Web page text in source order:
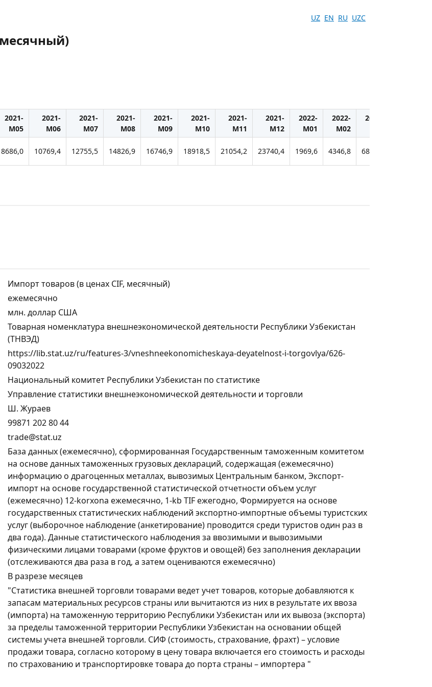
UZ EN RU UZC
2021-
M05
2021-
M06
2021-
M07
2021-
M08
2021-
M09
2021-
M10
2021-
M11
2021-
M12
2022-
M01
2022-
M02
2022-
8686,0 10769,4 12755,5 14826,9 16746,9 18918,5 21054,2 23740,4 1969,6 4346,8 6883,3
Импорт товаров (в ценах CIF, месячный)
ежемесячно
млн. доллар США
Товарная номенклатура внешнеэкономической деятельности Республики Узбекистан
(ТНВЭД)
https://lib.stat.uz/ru/features-3/vneshneekonomicheskaya-deyatelnost-i-torgovlya/626-
09032022
Национальный комитет Республики Узбекистан по статистике
Управление статистики внешнеэкономической деятельности и торговли
Ш. Жураев
99871 202 80 44
trade@stat.uz
База данных (ежемесячно), сформированная Государственным таможенным комитетом
на основе данных таможенных грузовых деклараций, содержащая (ежемесячно)
информацию о драгоценных металлах, вывозимых Центральным банком, Экспорт-
импорт на основе государственной статистической отчетности объем услуг
(ежемесячно) 12-korxona ежемесячно, 1-kb TIF ежегодно, Формируется на основе
государственных статистических наблюдений экспортно-импортные объемы туристских
услуг (выборочное наблюдение (анкетирование) проводится среди туристов один раз в
два года). Данные статистического наблюдения за ввозимыми и вывозимыми
физическими лицами товарами (кроме фруктов и овощей) без заполнения декларации
(отслеживаются два раза в год, а затем оцениваются ежемесячно)
В разрезе месяцев
"Статистика внешней торговли товарами ведет учет товаров, которые добавляются к
запасам материальных ресурсов страны или вычитаются из них в результате их ввоза
(импорта) на таможенную территорию Республики Узбекистан или их вывоза (экспорта)
за пределы таможенной территории Республики Узбекистан на основании общей
системы учета внешней торговли. СИФ (стоимость, страхование, фрахт) – условие
продажи товара, согласно которому в цену товара включается его стоимость и расходы
по страхованию и транспортировке товара до порта страны – импортера "